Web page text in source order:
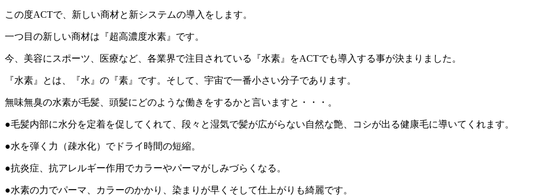
この度ACTで、新しい商材と新システムの導入をします。
一つ目の新しい商材は『超高濃度水素』です。
今、美容にスポーツ、医療など、各業界で注目されている『水素』をACTでも導入する事が決まりました。
『水素』とは、『水』の『素』です。そして、宇宙で一番小さい分子であります。
無味無臭の水素が毛髪、頭髪にどのような働きをするかと言いますと・・・。
●毛髪内部に水分を定着を促してくれて、段々と湿気で髪が広がらない自然な艶、コシが出る健康毛に導いてくれます。
●水を弾く力（疎水化）でドライ時間の短縮。
●抗炎症、抗アレルギー作用でカラーやパーマがしみづらくなる。
●水素の力でパーマ、カラーのかかり、染まりが早くそして仕上がりも綺麗です。